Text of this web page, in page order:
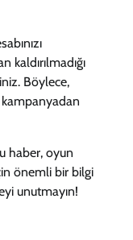
kaldırılmadığı
Böylece,
haber, oyun
önemli bir bilgi
unutmayın!